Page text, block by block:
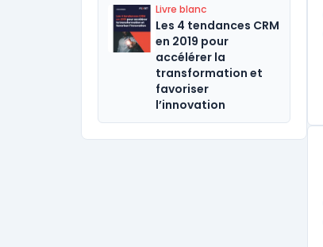
Livre blanc
Les 4 tendances CRM
en 2019 pour
accélérer la
transformation et
favoriser
l’innovation